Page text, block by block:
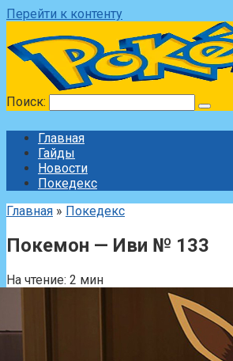
Перейти к контенту
Поиск:
Главная
Гайды
Новости
Покедекс
Главная » Покедекс
Покемон — Иви № 133
На чтение: 2 мин